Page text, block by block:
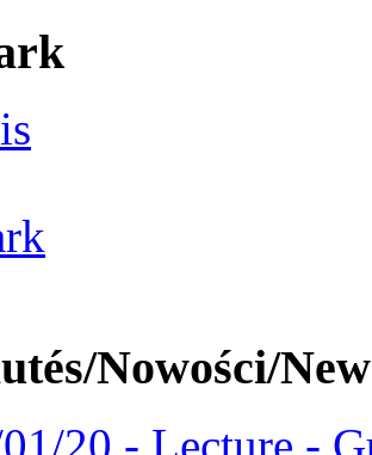
Nowości/
20 - Lecture -